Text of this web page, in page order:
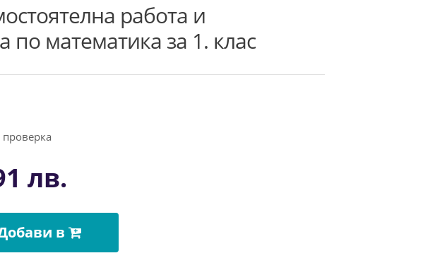
работа и
по математика за 1. клас
проверка
лв.
в